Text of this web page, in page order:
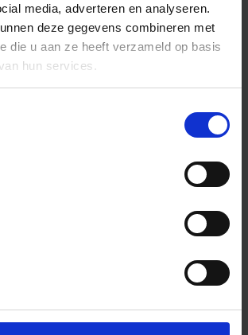
media, adverteren en analyseren.
deze gegevens combineren met
die u aan ze heeft verzameld op basis
hun services.